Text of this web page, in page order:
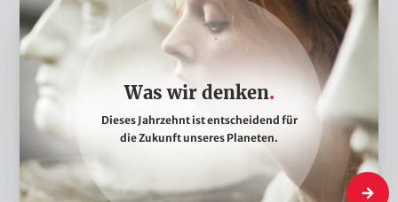
W
a
s
Was wir denken
Dieses Jahrzehnt ist entscheidend für
die Zukunft unseres Planeten.
Was